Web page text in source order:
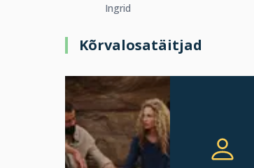
Ingrid
Kõrvalosatäitjad